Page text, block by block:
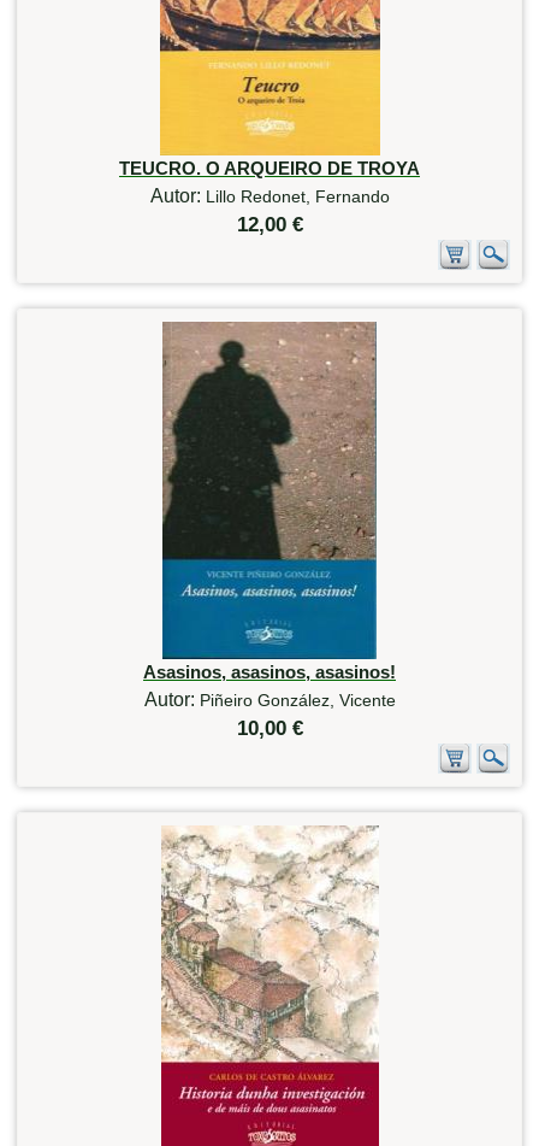
TEUCRO. O ARQUEIRO DE TROYA
Autor: Lillo Redonet, Fernando
12,00 €
Asasinos, asasinos, asasinos!
Autor: Piñeiro González, Vicente
10,00 €